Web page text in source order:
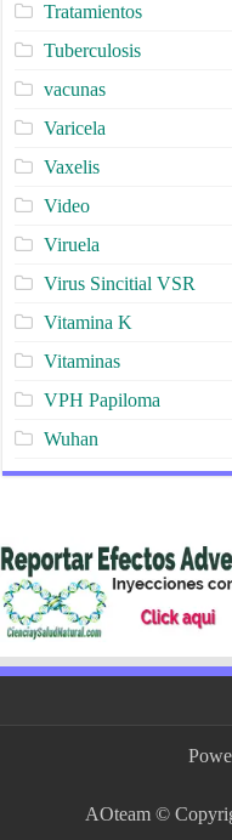
Tratamientos
Tuberculosis
vacunas
Varicela
Vaxelis
Video
Viruela
Virus Sincitial VSR
Vitamina K
Vitaminas
VPH Papiloma
Wuhan
AOteam ©